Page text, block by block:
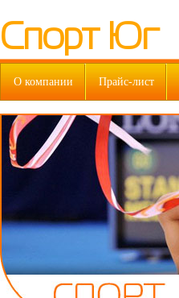
Спорт Юг
О компании Прайс-лист